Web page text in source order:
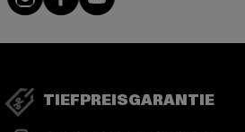
TIEFPREISGARANTIE